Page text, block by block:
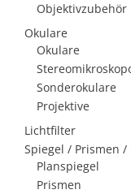
Objektivzubehör
Okulare
Okulare
Sonderokulare
Projektive
Lichtfilter
Spiegel / Prismen /
Planspiegel
Prismen